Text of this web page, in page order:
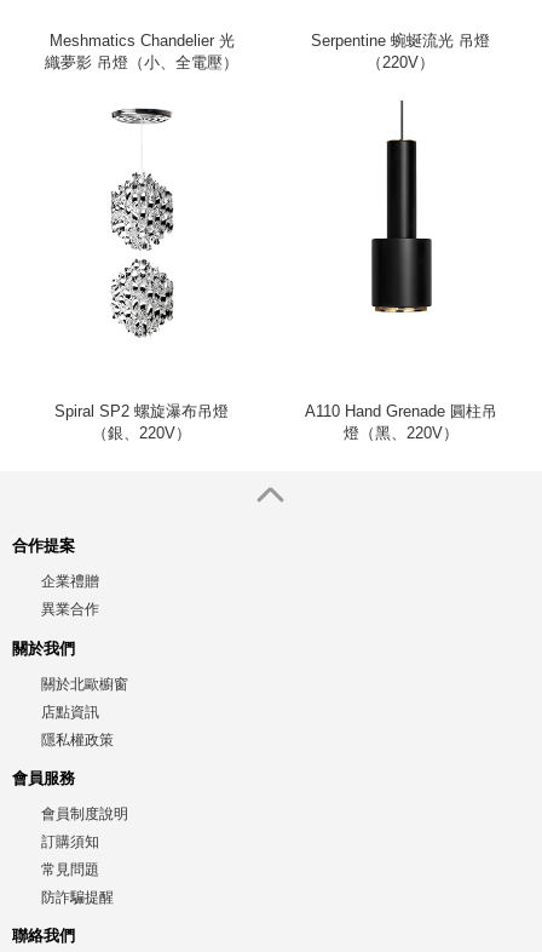
Meshmatics Chandelier 光
織夢影 吊燈（小、全電壓）
Serpentine 蜿蜒流光 吊燈
（220V）
Spiral SP2 螺旋瀑布吊燈
（銀、220V）
A110 Hand Grenade 圓柱吊
燈（黑、220V）
合作提案
企業禮贈
異業合作
關於我們
關於北歐櫥窗
店點資訊
隱私權政策
會員服務
會員制度說明
訂購須知
常見問題
防詐騙提醒
聯絡我們